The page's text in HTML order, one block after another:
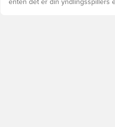
enten det er din yndlingsspillers